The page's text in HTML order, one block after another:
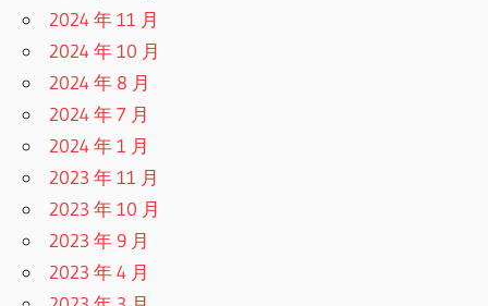
2024 年 11 月
2024 年 10 月
2024 年 8 月
2024 年 7 月
2024 年 1 月
2023 年 11 月
2023 年 10 月
2023 年 9 月
2023 年 4 月